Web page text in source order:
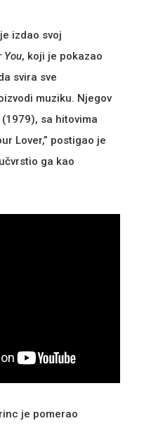
izdao svoj
You, koji je pokazao
svira sve
muziku. Njegov
(1979), sa hitovima
Lover,” postigao je
ga kao
je pomerao